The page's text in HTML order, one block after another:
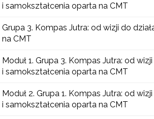
i samokształcenia oparta na CMT
Grupa 3. Kompas Jutra: od wizji do
na CMT
Moduł 1. Grupa 3. Kompas Jutra: od
i samokształcenia oparta na CMT
Moduł 2. Grupa 1. Kompas Jutra: od
i samokształcenia oparta na CMT